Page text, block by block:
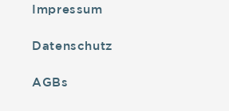
Impressum
Datenschutz
AGBs